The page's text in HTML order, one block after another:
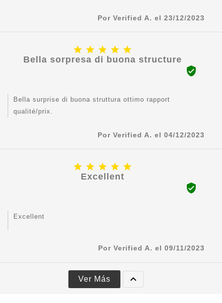
Por Verified A. el 23/12/2023
    
Bella sorpresa di buona structure

Bella surprise di buona struttura ottimo rapport
qualité/prix.
Por Verified A. el 04/12/2023
    
Excellent

Excellent
Por Verified A. el 09/11/2023
Ver Más 